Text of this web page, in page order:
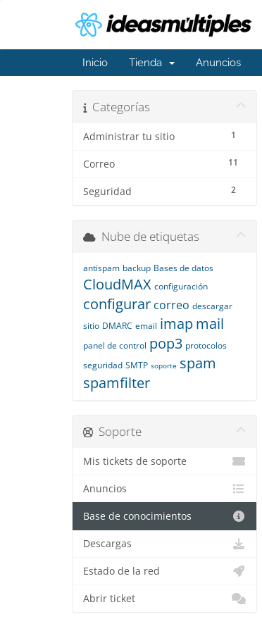
Inicio Tienda Anuncios
Categorías
1
Administrar tu sitio
11
Correo
2
Seguridad
Nube de etiquetas
antispam backup Bases de datos
CloudMAX configuración
configurar correo descargar
sitio DMARC email imapmail
panel de control pop3 protocolos
seguridad SMTP soporte spam
spamfilter
Soporte
Mis tickets de soporte
Anuncios
Base de conocimientos
Descargas
Estado de la red
Abrir ticket